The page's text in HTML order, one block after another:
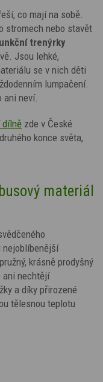
co mají na sobě.
stromech nebo stavět
trenýrky
Jsou lehké,
se v nich děti
lumpačení.
ani neví.
dílně zde v České
konce světa,
materiál
nejoblíbenější
krásně prodyšný
ani nechtějí
a díky přirozené
tělesnou teplotu